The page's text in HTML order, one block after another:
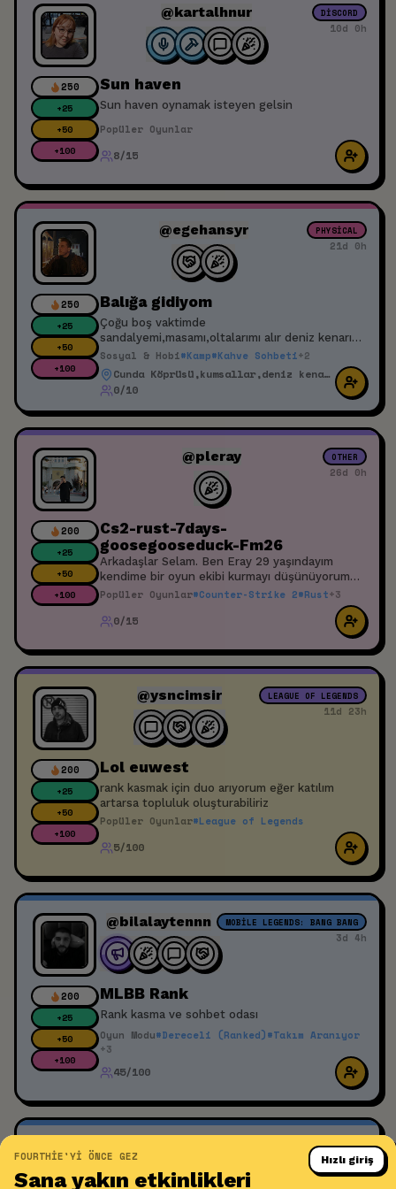
BU ETKİNLİK TAM SİZE GÖRE! 🐉 🎮 Kendinizi
tanıtan ve ne tarz oyunlardan hoşlandığınızı
belirten bir açıklama yazıp etkinliğe katılırsanız
tanışabiliriz! 🎮
250
+25
+50
+100
@kartalhnur DISCORD
10d 0h
Sun haven
Sun haven oynamak isteyen gelsin
Popüler Oyunlar
8/15
250
+25
+50
+100
@egehansyr PHYSICAL
21d 0h
Balığa gidiyom
Çoğu boş vaktimde
sandalyemi,masamı,oltalarımı alır deniz kenarına
giderim.Eşlikçi dost varsa buyursun gelsin...
Sosyal & Hobi#Kamp#Kahve Sohbeti+2
Cunda Köprüsü,kumsallar,deniz kenarı yerler
0/10
200
+25
+50
+100
@pleray OTHER
26d 0h
Cs2-rust-7days-
goosegooseduck-Fm26
Arkadaşlar Selam. Ben Eray 29 yaşındayım
kendime bir oyun ekibi kurmayı düşünüyorum
ilgilenenler katılabilir. Yayın düşüncem var o
yüzden sabit bir ekip olmasını istiyorum. Saygı
ve sevgi çerçevesinde doğru dürüst insanlar
Popüler Oyunlar#Counter-Strike 2#Rust+3
0/15
200
+25
+50
+100
@ysncimsir LEAGUE OF LEGENDS
11d 23h
Lol euwest
rank kasmak için duo arıyorum eğer katılım
artarsa topluluk oluşturabiliriz
Popüler Oyunlar#League of Legends
5/100
200
+25
+50
+100
@bilalaytennn MOBILE LEGENDS: BANG BANG
3d 4h
MLBB Rank
Rank kasma ve sohbet odası
Oyun Modu#Dereceli (Ranked)#Takım Aranıyor
+3
45/100
DISCORD
12d 5h
Hızlı giriş
FOURTHIE'YI ÖNCE GEZ
Sana yakın etkinlikleri